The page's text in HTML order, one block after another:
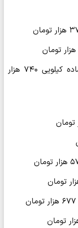
جوجه کباب بی استخوان و بدون بازو ساده کیلویی ۷۴۰ هزار